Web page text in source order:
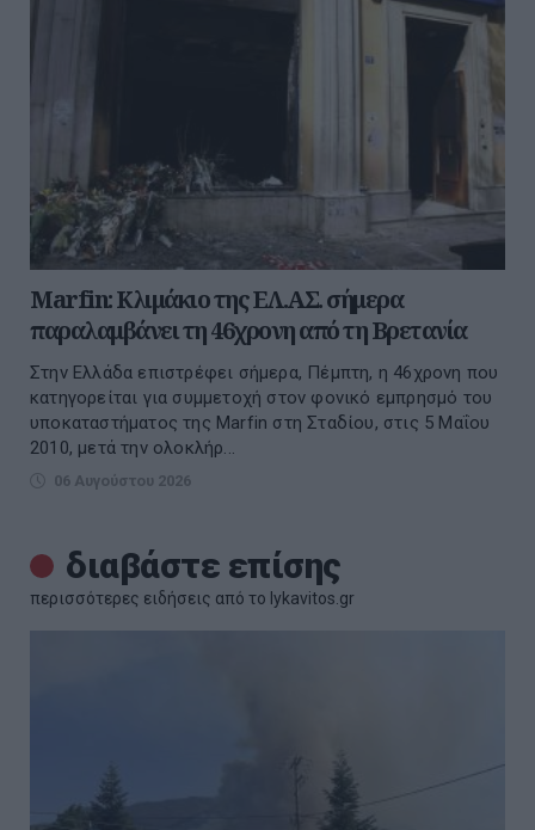
Marfin: Κλιμάκιο της ΕΛ.ΑΣ. σήμερα
παραλαμβάνει τη 46χρονη από τη Βρετανία
Στην Ελλάδα επιστρέφει σήμερα, Πέμπτη, η 46χρονη που
κατηγορείται για συμμετοχή στον φονικό εμπρησμό του
υποκαταστήματος της Marfin στη Σταδίου, στις 5 Μαΐου
2010, μετά την ολοκλήρ...
06 Αυγούστου 2026
διαβάστε επίσης
περισσότερες ειδήσεις από το lykavitos.gr